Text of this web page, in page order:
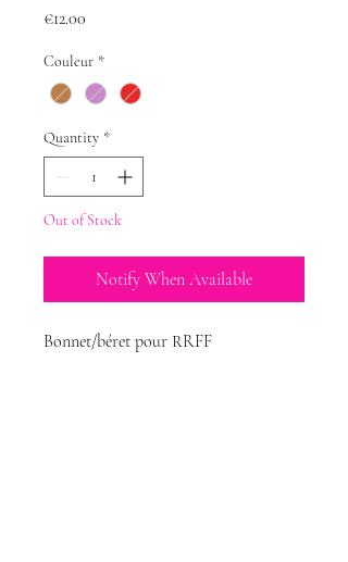
€12.00
Couleur *
Quantity *
Out of Stock
Notify When Available
Bonnet/béret pour RRFF